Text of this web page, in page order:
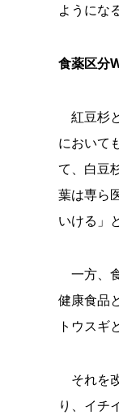
ようにな
食薬区分
紅豆杉
において
て、白豆
葉は専ら
いける」
一方、
健康食品
トウスギ
それを
り、イチ